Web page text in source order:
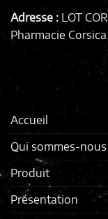
Adresse : LOT
Pharmacie Corsica
Accueil
Qui sommes-nous
Produit
Présentation